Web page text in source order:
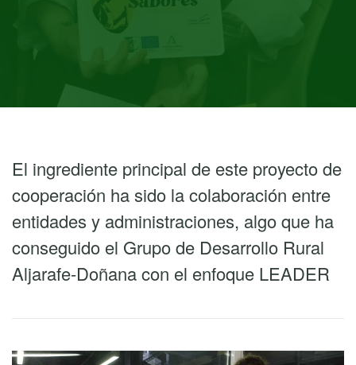
El ingrediente principal de este proyecto de
cooperación ha sido la colaboración entre
entidades y administraciones, algo que ha
conseguido el Grupo de Desarrollo Rural
Aljarafe-Doñana con el enfoque LEADER